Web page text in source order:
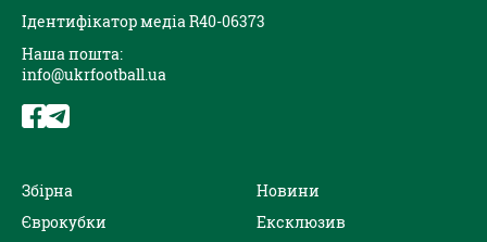
Ідентифікатор медіа R40-06373
Наша пошта:
info@ukrfootball.ua
Збірна
Єврокубки
Новини
Ексклюзив